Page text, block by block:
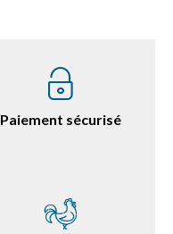
Paiement sécurisé